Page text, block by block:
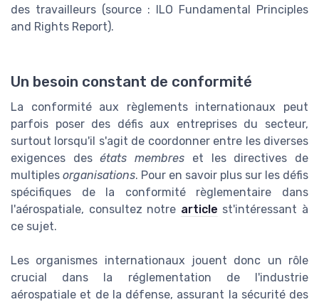
des travailleurs (source : ILO Fundamental Principles
and Rights Report).
Un besoin constant de conformité
La conformité aux règlements internationaux peut
parfois poser des défis aux entreprises du secteur,
surtout lorsqu'il s'agit de coordonner entre les diverses
exigences desétats membres et les directives de
multiples organisations. Pour en savoir plus sur les défis
spécifiques de la conformité règlementaire dans
l'aérospatiale, consultez notre article st'intéressant à
ce sujet.
Les organismes internationaux jouent donc un rôle
crucial dans la réglementation de l'industrie
aérospatiale et de la défense, assurant la sécurité des